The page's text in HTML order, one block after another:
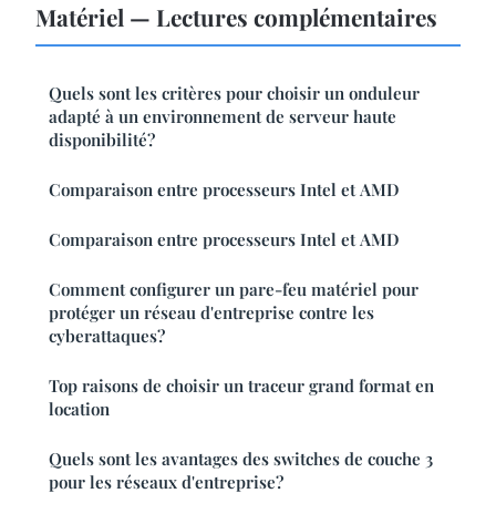
Matériel — Lectures complémentaires
Quels sont les critères pour choisir un onduleur
adapté à un environnement de serveur haute
disponibilité?
Comparaison entre processeurs Intel et AMD
Comparaison entre processeurs Intel et AMD
Comment configurer un pare-feu matériel pour
protéger un réseau d'entreprise contre les
cyberattaques?
Top raisons de choisir un traceur grand format en
location
Quels sont les avantages des switches de couche 3
pour les réseaux d'entreprise?